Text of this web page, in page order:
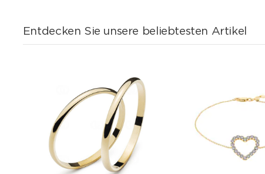
Entdecken Sie unsere beliebtesten Artikel